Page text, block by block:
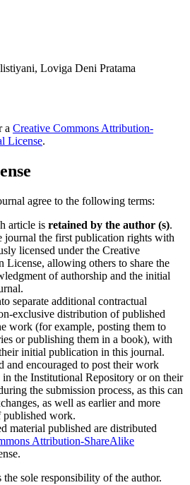
Loviga Deni Pratama
a Creative Commons Attribution-
License.
agree to the following terms:
article is retained by the author (s).
journal the first publication rights with
licensed under the Creative
License, allowing others to share the
of authorship and the initial
separate additional contractual
exclusive distribution of published
work (for example, posting them to
or publishing them in a book), with
initial publication in this journal.
and encouraged to post their work
the Institutional Repository or on their
the submission process, as this can
as well as earlier and more
published work.
material published are distributed
Attribution-ShareAlike
sole responsibility of the author.